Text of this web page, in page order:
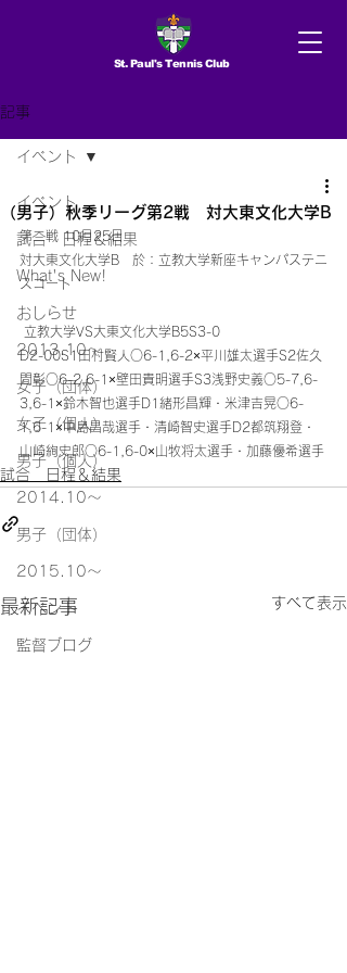
St. Paul's Tennis Club
記事
イベント
試合 日程＆結果
What's New!
おしらせ
2013.10〜
女子（団体）
女子（個人）
男子（個人）
2014.10〜
男子（団体）
2015.10～
イベント
監督ブログ
イベント
（男子）秋季リーグ第2戦 対大東文化大学B
第二戦 10月25日
対大東文化大学B　於：立教大学新座キャンパステニ
スコート
立教大学VS大東文化大学B5S3-0
D2-00S1田村賢人○6-1,6-2×平川雄太選手S2佐久
間彰○6-2,6-1×壁田貴明選手S3浅野史義○5-7,6-
3,6-1×鈴木智也選手D1緒形昌輝・米津吉晃○6-
1,6-1×中島昌哉選手・清崎智史選手D2都筑翔登・
山崎絢史郎○6-1,6-0×山牧将太選手・加藤優希選手
試合 日程＆結果
最新記事 すべて表示